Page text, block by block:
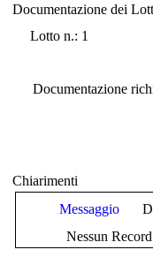
Documentazione dei
Lotto n.: 1
Documentazione
Chiarimenti
Messaggio
Nessun